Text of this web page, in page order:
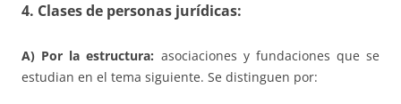
4. Clases de personas jurídicas:
A) Por la estructura: asociaciones y fundaciones que se
estudian en el tema siguiente. Se distinguen por: